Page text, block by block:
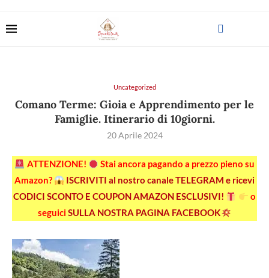
Uncategorized
Comano Terme: Gioia e Apprendimento per le
Famiglie. Itinerario di 10giorni.
20 Aprile 2024
ATTENZIONE!
Stai ancora pagando a prezzo pieno su
Amazon?
ISCRIVITI al nostro canale TELEGRAM e ricevi
CODICI SCONTO E COUPON AMAZON ESCLUSIVI!
o
seguiciSULLA NOSTRA PAGINA FACEBOOK